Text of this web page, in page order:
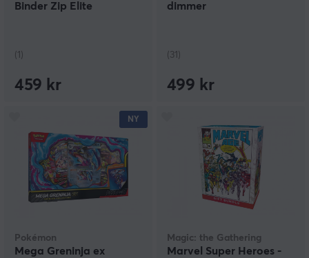
Binder Zip Elite
(1)
459 kr
dimmer
(31)
499 kr
NY
Pokémon
Mega Greninja ex
Magic: the Gathering
Marvel Super Heroes -